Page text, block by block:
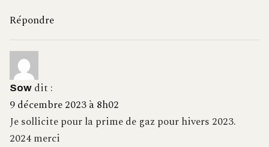
Répondre
Sow dit :
9 décembre 2023 à 8h02
Je sollicite pour la prime de gaz pour hivers 2023.
2024 merci